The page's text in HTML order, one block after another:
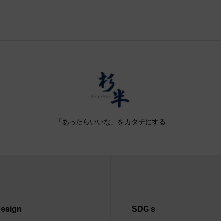
「あったらいいな」をカタチにする
SDGｓ